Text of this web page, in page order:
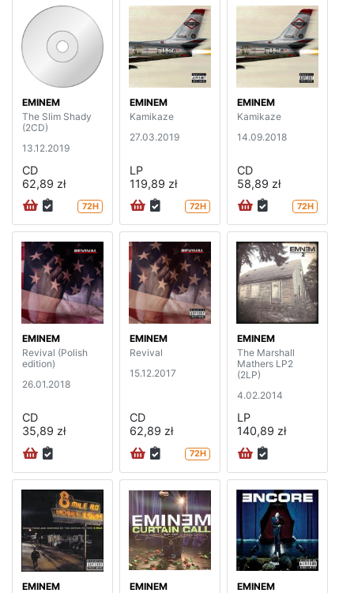
EMINEM
The Slim Shady
(2CD)
13.12.2019
CD
62,89 zł
72H
EMINEM
Kamikaze
27.03.2019
LP
119,89 zł
72H
EMINEM
Kamikaze
14.09.2018
CD
58,89 zł
72H
EMINEM
Revival (Polish
edition)
26.01.2018
CD
35,89 zł
EMINEM
Revival
15.12.2017
CD
62,89 zł
72H
EMINEM
The Marshall
Mathers LP2
(2LP)
4.02.2014
LP
140,89 zł
EMINEM
EMINEM
EMINEM